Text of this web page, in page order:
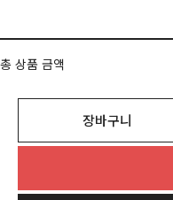
총 상품 금액
장바구니